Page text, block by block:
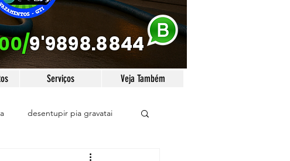
Serviços Veja Também
desentupir pia gravatai
9'9898.8844